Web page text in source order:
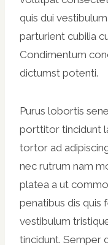
quis dui
parturient cubilia
Condimentum
dictumst potenti.
Purus lobortis
porttitor tincidunt
tortor ad
nec rutrum nam
platea a ut
penatibus dis quis
vestibulum
tincidunt. Semper